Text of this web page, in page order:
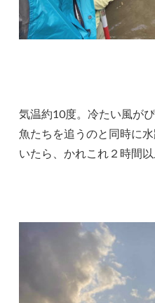
気温約10度。冷たい風が
魚たちを追うのと同時に
いたら、かれこれ２時間以